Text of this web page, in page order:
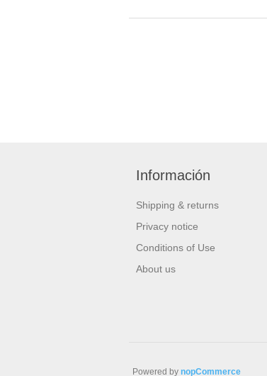
Información
Shipping & returns
Privacy notice
Conditions of Use
About us
Powered by nopCommerce